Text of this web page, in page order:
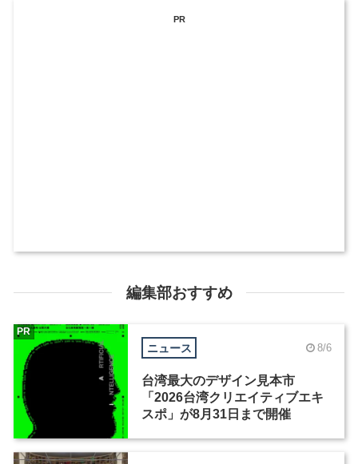
PR
編集部おすすめ
ニュース 8/6
台湾最大のデザイン見本市
「2026台湾クリエイティブエキ
スポ」が8月31日まで開催
PR